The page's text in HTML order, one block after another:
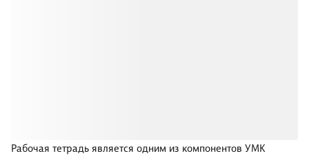
Рабочая тетрадь является одним из компонентов УМК